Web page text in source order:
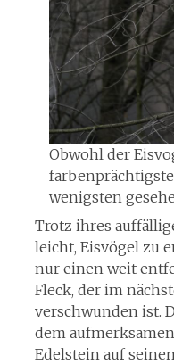
Obwohl der
wenigsten
Trotz ihres
leicht, Eisvögel zu
nur einen weit
Fleck, der im
verschwunden ist.
dem
Edelstein auf